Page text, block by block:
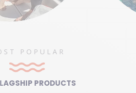
POPULAR
PRODUCTS